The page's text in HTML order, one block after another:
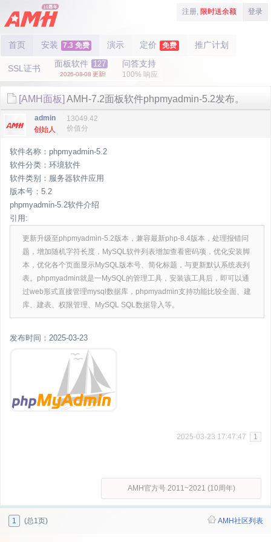
注册, 限时送余额 登录
首页 安装 7.3 免费 演示 定价 免费 推广计划
SSL证书 面板软件 127
2026-08-08 更新!
问答支持
100% 响应
[AMH面板] AMH-7.2面板软件phpmyadmin-5.2发布。
admin
创始人
13049.42
价值分
软件名称：phpmyadmin-5.2
软件分类：环境软件
软件类别：服务器软件应用
版本号：5.2
phpmyadmin-5.2软件介绍
引用:
更新升级至phpmyadmin-5.2版本，兼容最新php-8.4版本，处理报错问
题，增加随机字符长度，MySQL软件列表增加查看密码项，优化安装脚
本，优化各个页面显示MySQL版本号、简化标题，与更新默认系统表列
表。phpmyadmin就是一MySQL的管理工具，安装该工具后，即可以通
过web形式直接管理mysql数据库，phpmyadmin支持功能比较全面、建
库、建表、权限管理、MySQL SQL数据导入等。
发布时间：2025-03-23
2025-03-23 17:47:47 1
AMH官方号 2011~2021 (10周年)
1 (总1页) AMH社区列表